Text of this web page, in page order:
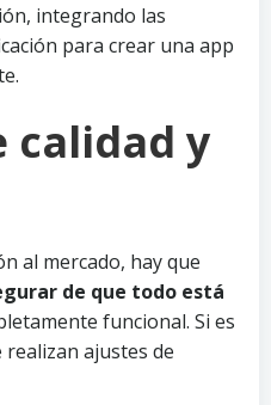
integrando las
para crear una app
calidad y
al mercado, hay que
de que todo está
funcional. Si es
realizan ajustes de